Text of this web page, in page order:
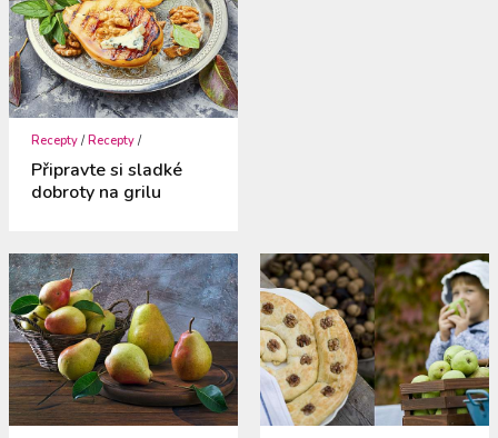
Recepty /Recepty /
Připravte si sladké
dobroty na grilu